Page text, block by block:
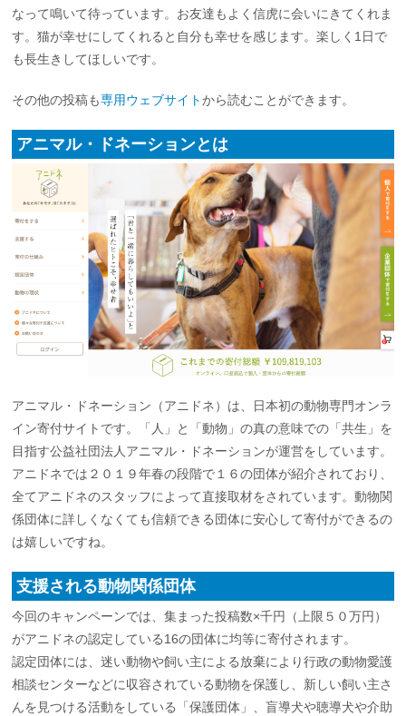
なって鳴いて待っています。お友達もよく信虎に会いにきてくれま
す。猫が幸せにしてくれると自分も幸せを感じます。楽しく1日で
も長生きしてほしいです。
その他の投稿も専用ウェブサイトから読むことができます。
アニマル・ドネーションとは
アニマル・ドネーション（アニドネ）は、日本初の動物専門オンラ
イン寄付サイトです。「人」と「動物」の真の意味での「共生」を
目指す公益社団法人アニマル・ドネーションが運営をしています。
アニドネでは２０１９年春の段階で１６の団体が紹介されており、
全てアニドネのスタッフによって直接取材をされています。動物関
係団体に詳しくなくても信頼できる団体に安心して寄付ができるの
は嬉しいですね。
支援される動物関係団体
今回のキャンペーンでは、集まった投稿数×千円（上限５０万円）
がアニドネの認定している16の団体に均等に寄付されます。
認定団体には、迷い動物や飼い主による放棄により行政の動物愛護
相談センターなどに収容されている動物を保護し、新しい飼い主さ
んを見つける活動をしている「保護団体」、盲導犬や聴導犬や介助